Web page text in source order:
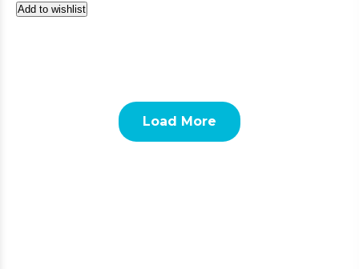
Add to wishlist
Load More